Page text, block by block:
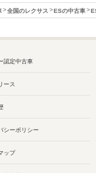
全国のレクサス ESの中古車
認定中古車
ース
シーポリシー
ップ